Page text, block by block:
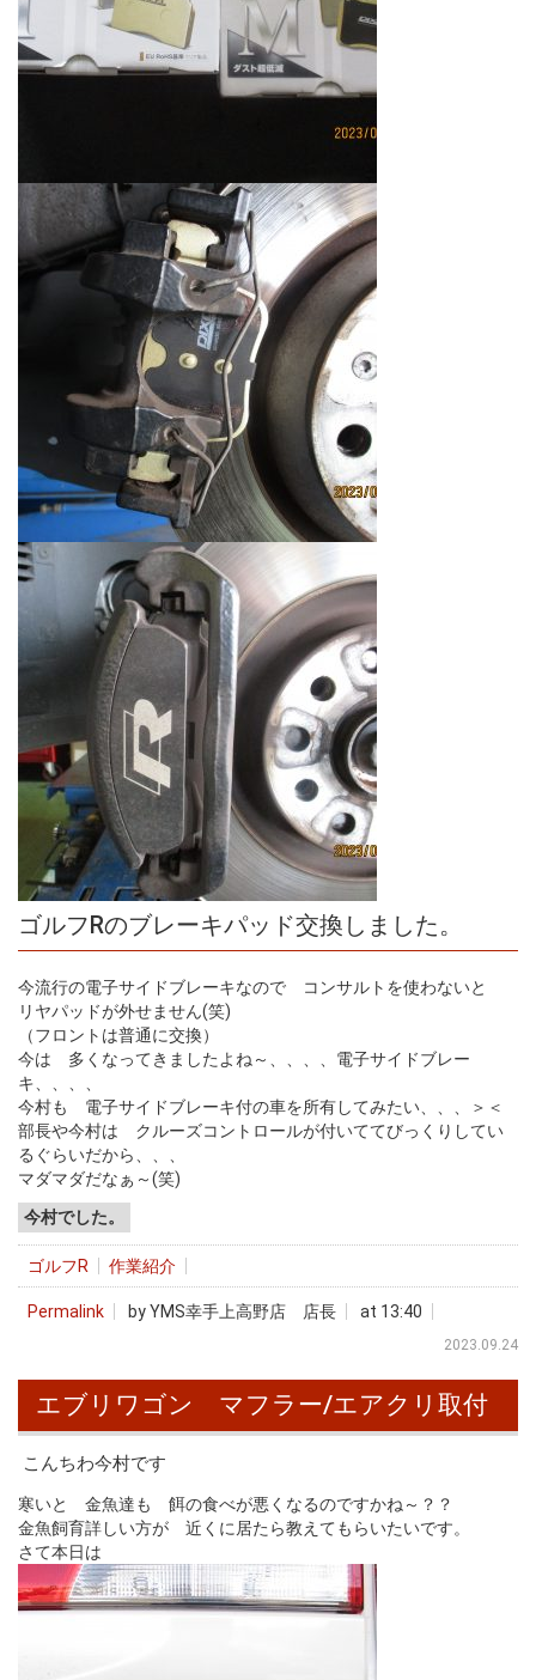
ゴルフRのブレーキパッド交換しました。
今流行の電子サイドブレーキなので コンサルトを使わないと
リヤパッドが外せません(笑)
（フロントは普通に交換）
今は 多くなってきましたよね～、、、、電子サイドブレー
キ、、、、
今村も 電子サイドブレーキ付の車を所有してみたい、、、＞＜
部長や今村は クルーズコントロールが付いててびっくりしてい
るぐらいだから、、、
マダマダだなぁ～(笑)
今村でした。
ゴルフR 作業紹介
Permalink by YMS幸手上高野店 店長 at 13:40
2023.09.24
エブリワゴン マフラー/エアクリ取付
こんちわ今村です
寒いと 金魚達も 餌の食べが悪くなるのですかね～？？
金魚飼育詳しい方が 近くに居たら教えてもらいたいです。
さて本日は